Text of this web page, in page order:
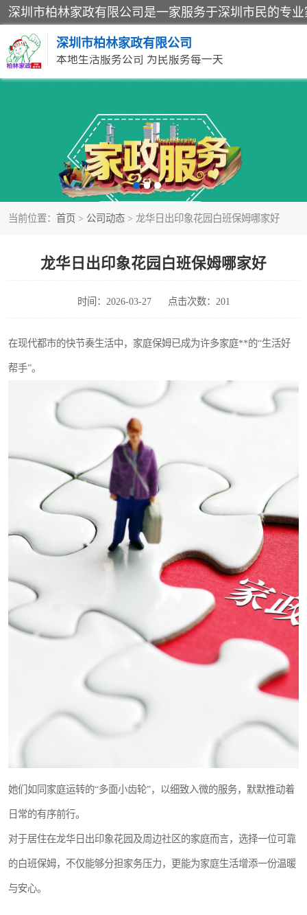
深圳市柏林家政有限公司
本地生活服务公司 为民服务每一天
当前位置： 首页 > 公司动态 > 龙华日出印象花园白班保姆哪家好
龙华日出印象花园白班保姆哪家好
时间：2026-03-27 点击次数：201
在现代都市的快节奏生活中，家庭保姆已成为许多家庭**的“生活好
帮手”。
她们如同家庭运转的“多面小齿轮”，以细致入微的服务，默默推动着
日常的有序前行。
对于居住在龙华日出印象花园及周边社区的家庭而言，选择一位可靠
的白班保姆，不仅能够分担家务压力，更能为家庭生活增添一份温暖
与安心。